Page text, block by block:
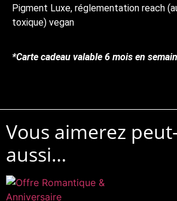
Pigment Luxe, réglementation reach
toxique) vegan
*Carte cadeau valable 6 mois en
Vous aimerez
aussi…